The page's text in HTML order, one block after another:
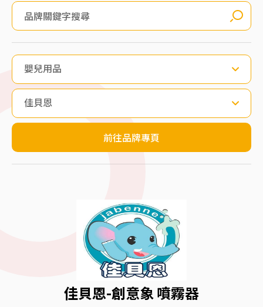
嬰兒用品
佳貝恩
前往品牌專頁
佳貝恩-創意象 噴霧器